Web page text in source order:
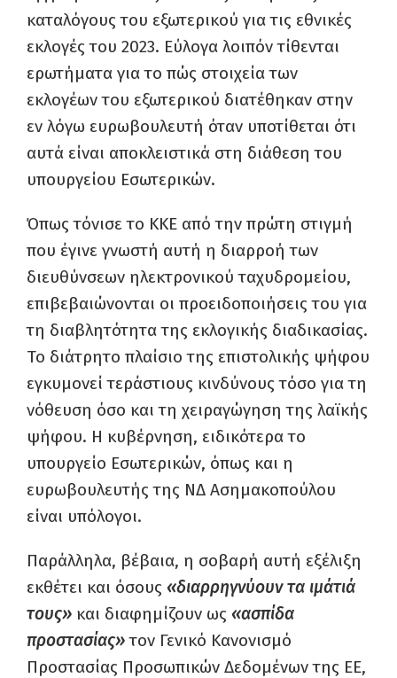
καταλόγους του εξωτερικού για τις εθνικές
εκλογές του 2023. Εύλογα λοιπόν τίθενται
ερωτήματα για το πώς στοιχεία των
εκλογέων του εξωτερικού διατέθηκαν στην
εν λόγω ευρωβουλευτή όταν υποτίθεται ότι
αυτά είναι αποκλειστικά στη διάθεση του
υπουργείου Εσωτερικών.
Όπως τόνισε το ΚΚΕ από την πρώτη στιγμή
που έγινε γνωστή αυτή η διαρροή των
διευθύνσεων ηλεκτρονικού ταχυδρομείου,
επιβεβαιώνονται οι προειδοποιήσεις του για
τη διαβλητότητα της εκλογικής διαδικασίας.
Το διάτρητο πλαίσιο της επιστολικής ψήφου
εγκυμονεί τεράστιους κινδύνους τόσο για τη
νόθευση όσο και τη χειραγώγηση της λαϊκής
ψήφου. Η κυβέρνηση, ειδικότερα το
υπουργείο Εσωτερικών, όπως και η
ευρωβουλευτής της ΝΔ Ασημακοπούλου
είναι υπόλογοι.
Παράλληλα, βέβαια, η σοβαρή αυτή εξέλιξη
εκθέτει και όσους «διαρρηγνύουν τα ιμάτιά
τους» και διαφημίζουν ως «ασπίδα
προστασίας»τον Γενικό Κανονισμό
Προστασίας Προσωπικών Δεδομένων της ΕΕ,